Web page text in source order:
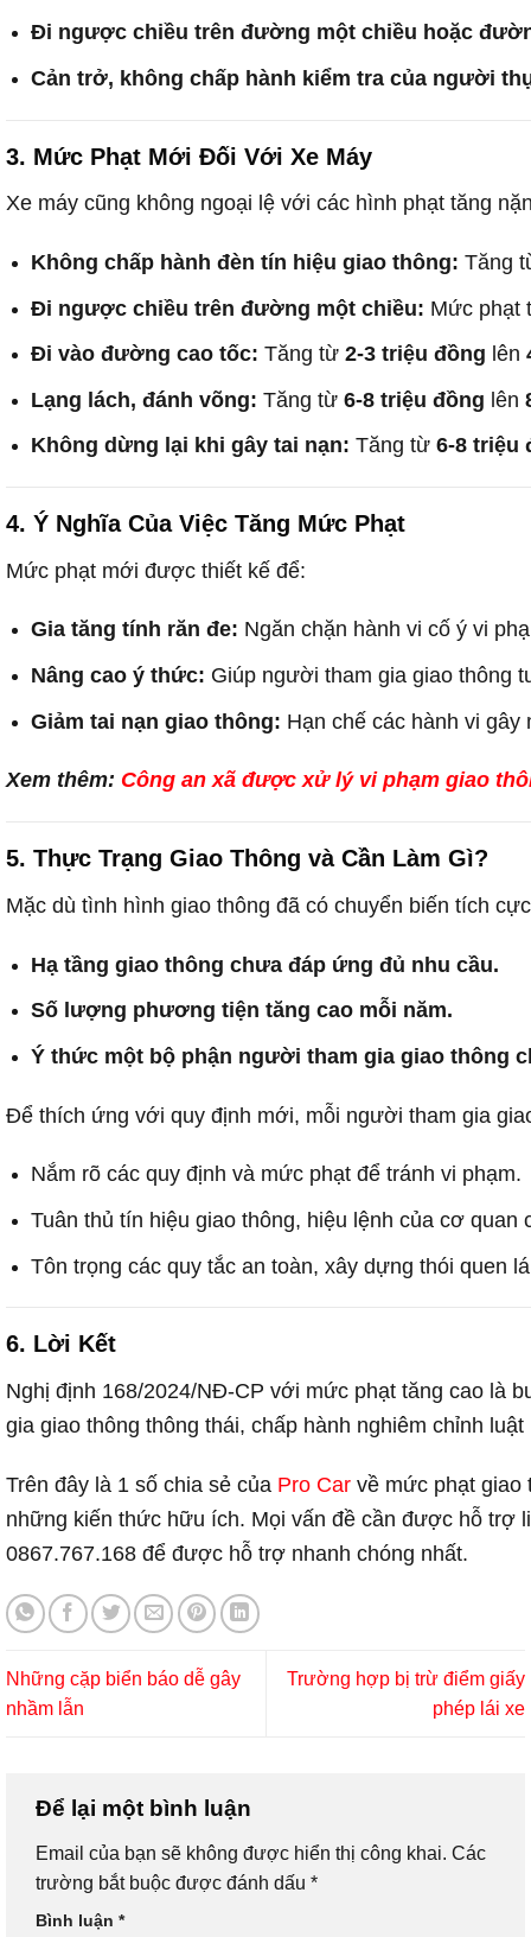
Đi ngược chiều trên đường một chiều hoặc
Cản trở, không chấp hành kiểm tra của người
3. Mức Phạt Mới Đối Với Xe Máy
Xe máy cũng không ngoại lệ với các hình phạt tăng
Không chấp hành đèn tín hiệu giao thông: Tăng
Đi ngược chiều trên đường một chiều: Mức phạt
Đi vào đường cao tốc: Tăng từ 2-3 triệu đồng lên
Lạng lách, đánh võng: Tăng từ 6-8 triệu đồng lên
Không dừng lại khi gây tai nạn: Tăng từ 6-8 triệu
4. Ý Nghĩa Của Việc Tăng Mức Phạt
Mức phạt mới được thiết kế để:
Gia tăng tính răn đe: Ngăn chặn hành vi cố ý vi
Nâng cao ý thức: Giúp người tham gia giao thông
Giảm tai nạn giao thông: Hạn chế các hành vi
Xem thêm: Công an xã được xử lý vi phạm giao
5. Thực Trạng Giao Thông và Cần Làm Gì?
Mặc dù tình hình giao thông đã có chuyển biến tích
Hạ tầng giao thông chưa đáp ứng đủ nhu cầu.
Số lượng phương tiện tăng cao mỗi năm.
Ý thức một bộ phận người tham gia giao thông
Để thích ứng với quy định mới, mỗi người tham gia
Nắm rõ các quy định và mức phạt để tránh vi phạm.
Tuân thủ tín hiệu giao thông, hiệu lệnh của cơ quan
Tôn trọng các quy tắc an toàn, xây dựng thói quen
6. Lời Kết
Nghị định 168/2024/NĐ-CP với mức phạt tăng cao là
gia giao thông thông thái, chấp hành nghiêm chỉnh
Trên đây là 1 số chia sẻ của Pro Car về mức phạt giao
những kiến thức hữu ích. Mọi vấn đề cần được hỗ trợ
0867.767.168 để được hỗ trợ nhanh chóng nhất.
Những cặp biển báo dễ gây
nhầm lẫn
Trường hợp bị trừ điểm giấy
phép lái xe
Để lại một bình luận
Email của bạn sẽ không được hiển thị công khai. Các
trường bắt buộc được đánh dấu *
Bình luận *